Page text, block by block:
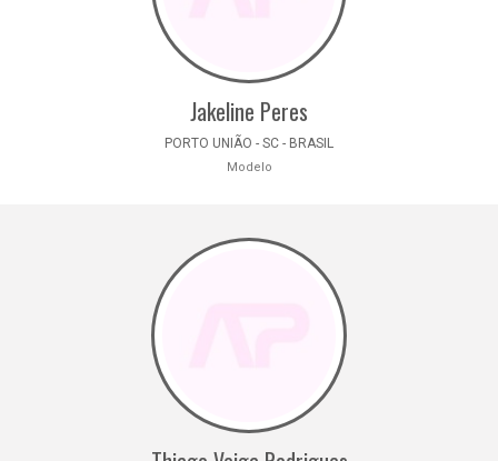
Jakeline Peres
PORTO UNIÃO - SC - BRASIL
Modelo